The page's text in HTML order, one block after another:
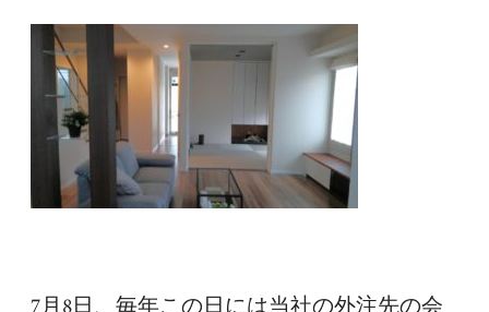
7月8日、毎年この日には当社の外注先の会